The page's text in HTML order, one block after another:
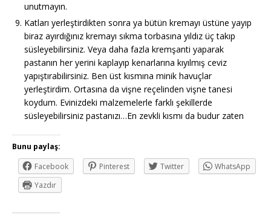
unutmayın.
Katları yerleştirdikten sonra ya bütün kremayı üstüne yayıp
biraz ayırdığınız kremayı sıkma torbasına yıldız üç takıp
süsleyebilirsiniz. Veya daha fazla kremşanti yaparak
pastanın her yerini kaplayıp kenarlarına kıyılmış ceviz
yapıştırabilirsiniz. Ben üst kısmına minik havuçlar
yerleştirdim. Ortasına da vişne reçelinden vişne tanesi
koydum. Evinizdeki malzemelerle farklı şekillerde
süsleyebilirsiniz pastanızı…En zevkli kısmı da budur zaten
Bunu paylaş:
Facebook
Pinterest Twitter
WhatsApp
Yazdır